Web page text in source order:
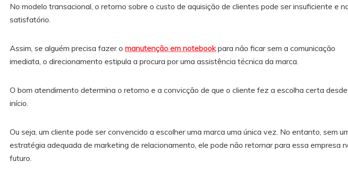
No modelo transacional, o retorno sobre o custo de aquisição de clientes pode ser insuficiente e
satisfatório.
Assim, se alguém precisa fazer o manutenção em notebookpara não ficar sem a comunicação
imediata, o direcionamento estipula a procura por uma assistência técnica da marca.
O bom atendimento determina o retorno e a convicção de que o cliente fez a escolha certa
início.
Ou seja, um cliente pode ser convencido a escolher uma marca uma única vez. No entanto, sem
estratégia adequada de marketing de relacionamento, ele pode não retornar para essa empresa
futuro.